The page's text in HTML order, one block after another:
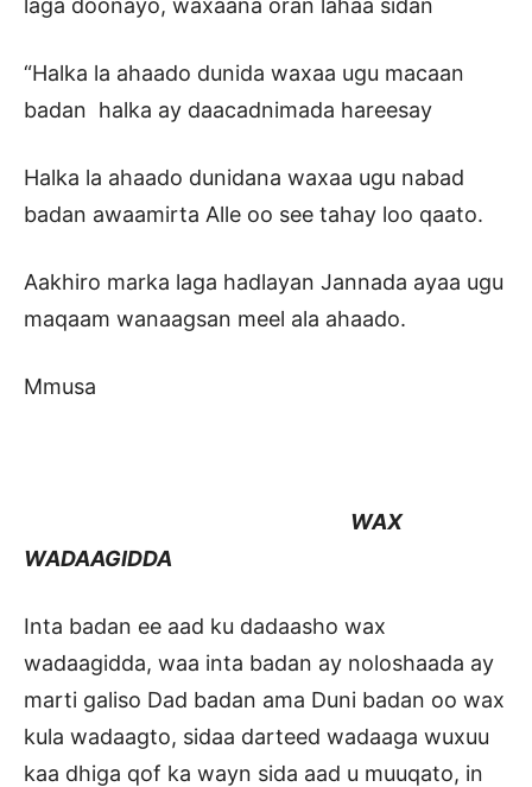
“Halka la ahaado dunida waxaa ugu macaan
badan halka ay daacadnimada hareesay
Halka la ahaado dunidana waxaa ugu nabad
badan awaamirta Alle oo see tahay loo qaato.
Aakhiro marka laga hadlayan Jannada ayaa ugu
maqaam wanaagsan meel ala ahaado.
Mmusa
WAX
WADAAGIDDA
Inta badan ee aad ku dadaasho wax
wadaagidda, waa inta badan ay noloshaada ay
marti galiso Dad badan ama Duni badan oo wax
kula wadaagto, sidaa darteed wadaaga wuxuu
kaa dhiga qof ka wayn sida aad u muuqato, in